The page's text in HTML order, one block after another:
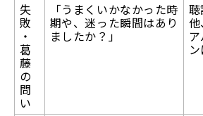
失
敗
・
葛
藤
の
問
い
「うまくいかなかった時
期や、迷った瞬間はあり
ましたか？」